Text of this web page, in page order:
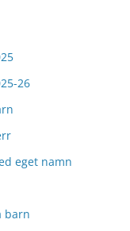
26
eget namn
barn